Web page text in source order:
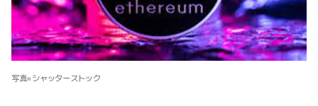
写真=シャッターストック